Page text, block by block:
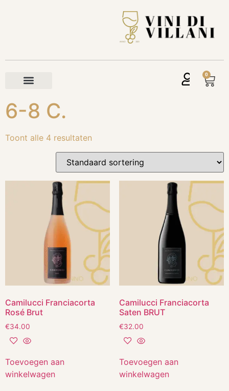
0
6-8 C.
Toont alle 4 resultaten
Camilucci Franciacorta
Rosé Brut
€34.00
Toevoegen aan
winkelwagen
Camilucci Franciacorta
Saten BRUT
€32.00
Toevoegen aan
winkelwagen